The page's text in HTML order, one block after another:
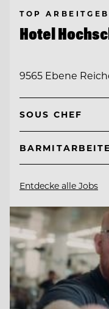
TOP
Hotel
9565 Ebene
SOUS CHEF
Entdecke alle Jobs